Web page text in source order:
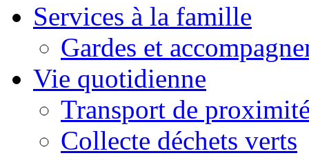
Services à la famille
Gardes et
Vie quotidienne
Transport de
Collecte déchets verts